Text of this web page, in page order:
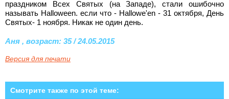
праздником Всех Святых (на Западе), стали ошибочно
называть Halloween. если что - Hallowe'en - 31 октября, День
Святых- 1 ноября. Никак не один день.
Аня , возраст: 35 / 24.05.2015
Версия для печати
Смотрите также по этой теме: